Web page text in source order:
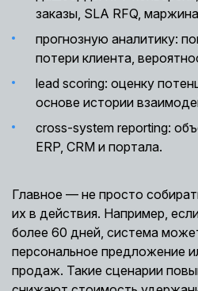
заказы, SLA RFQ,
прогнозную аналитику:
потери клиента,
lead scoring: оценку
основе истории
cross-system reporting:
ERP, CRM и портала.
Главное — не просто
их в действия. Например,
более 60 дней, система
персональное предложение
продаж. Такие сценарии